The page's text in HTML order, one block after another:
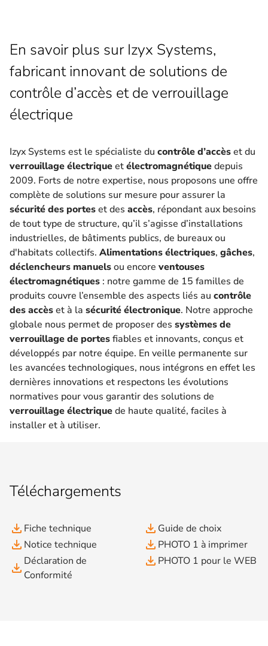
En savoir plus sur Izyx Systems,
fabricant innovant de solutions de
contrôle d’accès et de verrouillage
électrique
Izyx Systems est le spécialiste du contrôle d’accèset du
verrouillage électriqueetélectromagnétiquedepuis
2009. Forts de notre expertise, nous proposons une offre
complète de solutions sur mesure pour assurer la
sécurité des porteset des accès, répondant aux besoins
de tout type de structure, qu’il s’agisse d’installations
industrielles, de bâtiments publics, de bureaux ou
d'habitats collectifs. Alimentations électriques, gâches,
déclencheurs manuelsou encore ventouses
électromagnétiques : notre gamme de 15 familles de
produits couvre l’ensemble des aspects liés au contrôle
des accèset à la sécurité électronique. Notre approche
globale nous permet de proposer des systèmes de
verrouillage de portesfiables et innovants, conçus et
développés par notre équipe. En veille permanente sur
les avancées technologiques, nous intégrons en effet les
dernières innovations et respectons les évolutions
normatives pour vous garantir des solutions de
verrouillage électriquede haute qualité, faciles à
installer et à utiliser.
Téléchargements
file_download Fiche technique
file_download Notice technique
file_download Déclaration de
Conformité
file_download Guide de choix
file_download PHOTO 1 à imprimer
file_download PHOTO 1 pour le WEB